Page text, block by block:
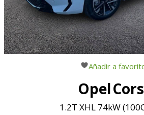
Añadir a
Opel
1.2T XHL 74kW